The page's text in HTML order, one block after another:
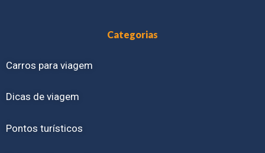
Categorias
Carros para viagem
Dicas de viagem
Pontos turísticos